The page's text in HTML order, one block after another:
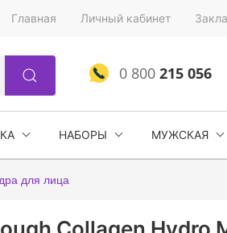
Главная Личный кабинет
0 800215 056
НАБОРЫ МУЖСКАЯ
для лица